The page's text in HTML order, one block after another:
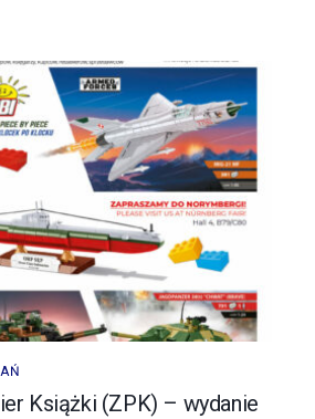
Książki (ZPK) – wydanie